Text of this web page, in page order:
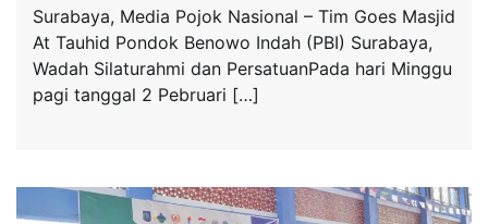
Surabaya, Media Pojok Nasional – Tim Goes Masjid
At Tauhid Pondok Benowo Indah (PBI) Surabaya,
Wadah Silaturahmi dan PersatuanPada hari Minggu
pagi tanggal 2 Pebruari […]